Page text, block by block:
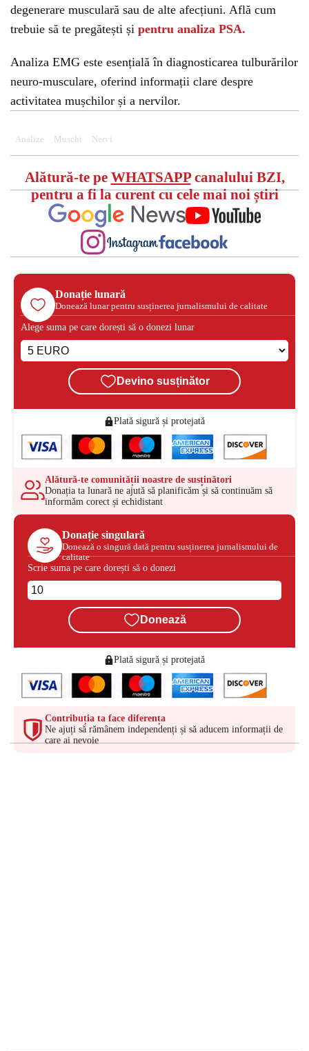
degenerare musculară sau de alte afecțiuni. Află cum
trebuie să te pregătești și pentru analiza PSA.
Analiza EMG este esențială în diagnosticarea tulburărilor
neuro-musculare, oferind informații clare despre
activitatea mușchilor și a nervilor.
Analize Muschi Nervi
Alătură-te pe WHATSAPPcanalului BZI,
pentru a fi la curent cu cele mai noi știri
Donație lunară
Donează lunar pentru susținerea jurnalismului de calitate
Alege suma pe care dorești să o donezi lunar
Devino susținător
Plată sigură și protejată
Alătură-te comunității noastre de susținători
Donația ta lunară ne ajută să planificăm și să continuăm să
informăm corect și echidistant
Donație singulară
Donează o singură dată pentru susținerea jurnalismului de
calitate
Scrie suma pe care dorești să o donezi
Donează
Plată sigură și protejată
Contribuția ta face diferența
Ne ajuți să rămânem independenți și să aducem informații de
care ai nevoie